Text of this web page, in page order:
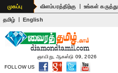
உலகம்
முகப்பு விளம்பரத்திற்கு | உங்கள் கருத்து
தமிழ் | English
ஞாயிறு, ஆகஸ்டு 09, 2026
FOLLOW US